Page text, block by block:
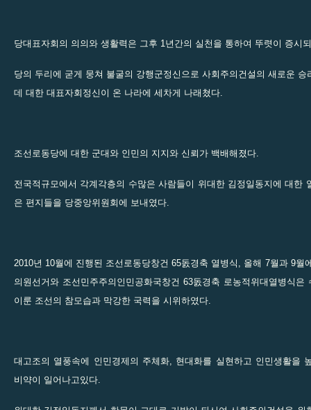
당대표자회의 의의와 생활력은 그후 1년간의 실천을 통하여 뚜렷이 증시
당의 두리에 굳게 뭉쳐 불굴의 강행군정신으로 사회주의건설의 새로운
데 대한 대표자회정신이 온 나라에 세차게 나래쳤다.
조선로동당에 대한 군대와 인민의 지지와 신뢰가 백배해졌다.
전국적규모에서 각계각층의 수많은 사람들이 위대한 김정일동지에 대한
은 편지들을 당중앙위원회에 보내였다.
2010년 10월에 진행된 조선로동당창건 65돐경축 열병식, 올해 7월과 9월
의원선거와 조선민주주의인민공화국창건 63돐경축 로농적위대열병식
이룬 조선의 참모습과 막강한 국력을 시위하였다.
대고조의 열풍속에 인민경제의 주체화, 현대화를 실현하고 인민생활을
비약이 일어나고있다.